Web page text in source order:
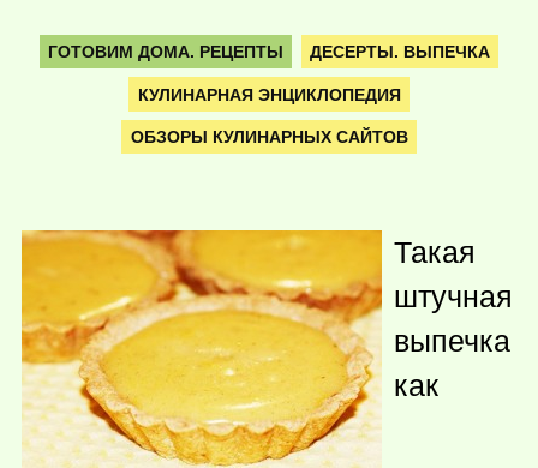
ГОТОВИМ ДОМА. РЕЦЕПТЫ ДЕСЕРТЫ. ВЫПЕЧКА
КУЛИНАРНАЯ ЭНЦИКЛОПЕДИЯ
ОБЗОРЫ КУЛИНАРНЫХ САЙТОВ
Такая
штучная
выпечка
как